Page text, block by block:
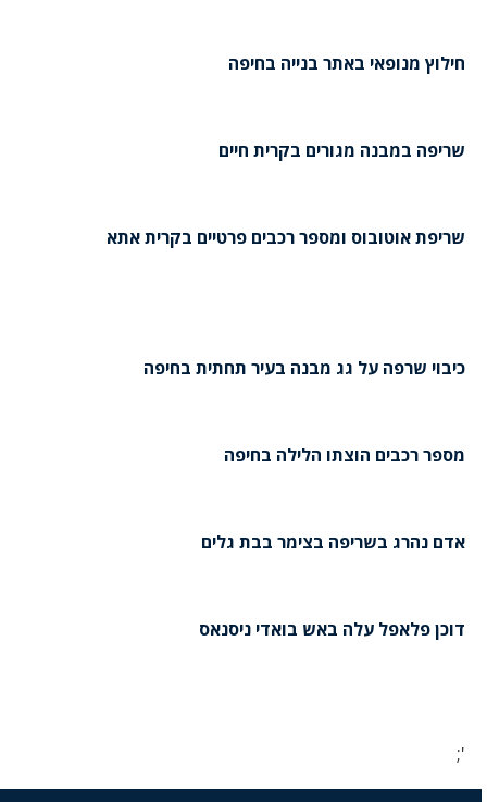
חילוץ מנופאי באתר בנייה בחיפה
שריפה במבנה מגורים בקרית חיים
שריפת אוטובוס ומספר רכבים פרטיים בקרית אתא
כיבוי שרפה על גג מבנה בעיר תחתית בחיפה
מספר רכבים הוצתו הלילה בחיפה
אדם נהרג בשריפה בצימר בבת גלים
דוכן פלאפל עלה באש בואדי ניסנאס
';